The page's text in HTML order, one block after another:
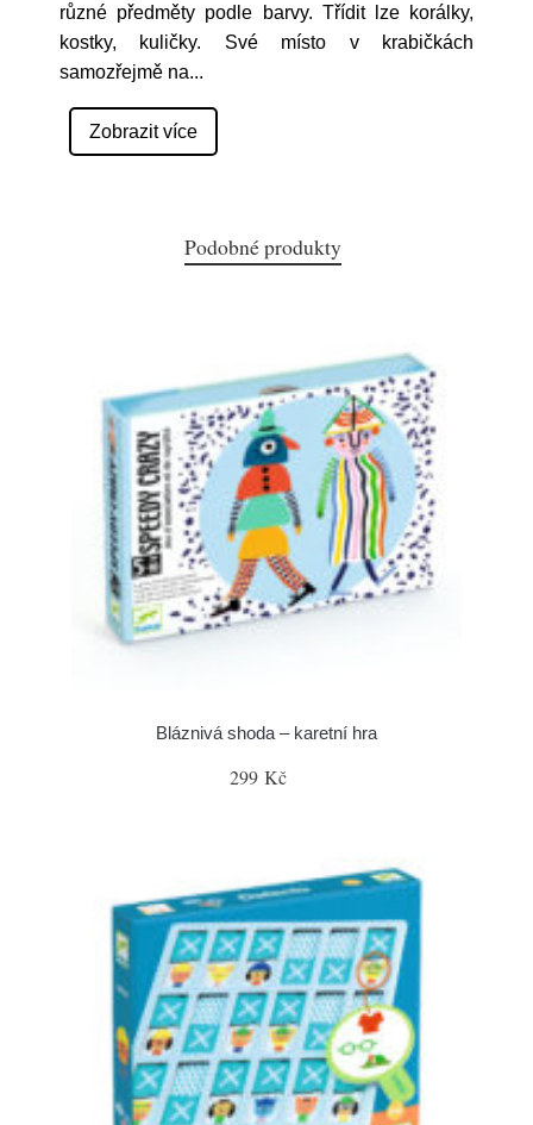
různé předměty podle barvy. Třídit lze korálky,
kostky, kuličky. Své místo v krabičkách
samozřejmě na...
Zobrazit více
Podobné produkty
Bláznivá shoda – karetní hra
299 Kč